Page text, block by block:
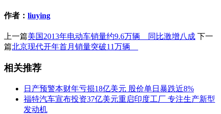
作者： liuying
上一篇美国2013年电动车销量约9.6万辆 同比激增八成 下一
篇北京现代开年首月销量突破11万辆
相关推荐
日产预警本财年亏损18亿美元 股价单日暴跌近8%
福特汽车宣布投资37亿美元重启印度工厂 专注生产新型
发动机